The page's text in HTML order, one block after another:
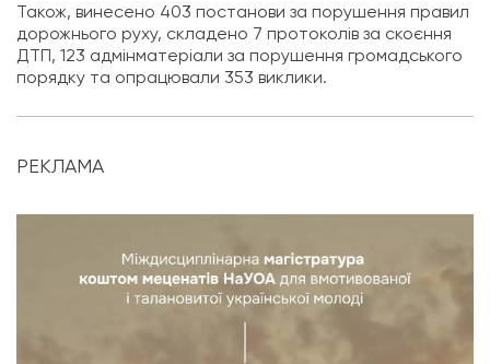
Також, винесено 403 постанови за порушення правил
дорожнього руху, складено 7 протоколів за скоєння
ДТП, 123 адмінматеріали за порушення громадського
порядку та опрацювали 353 виклики.
РЕКЛАМА